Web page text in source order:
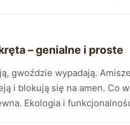
– genialne i proste
gwoździe wypadają.
i blokują się na amen. Co
Ekologia i